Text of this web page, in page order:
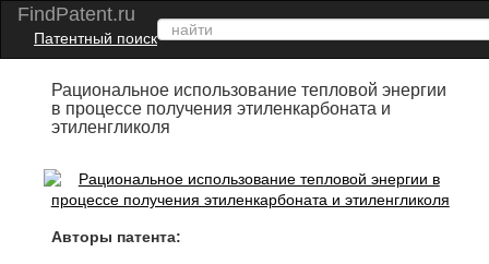
FindPatent.ru
Патентный поиск
Рациональное использование тепловой энергии
в процессе получения этиленкарбоната и
этиленгликоля
Авторы патента: